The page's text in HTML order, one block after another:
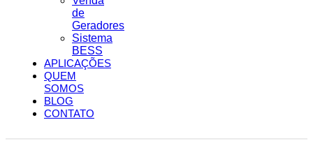
de
Geradores
Sistema
BESS
APLICAÇÕES
QUEM
SOMOS
BLOG
CONTATO